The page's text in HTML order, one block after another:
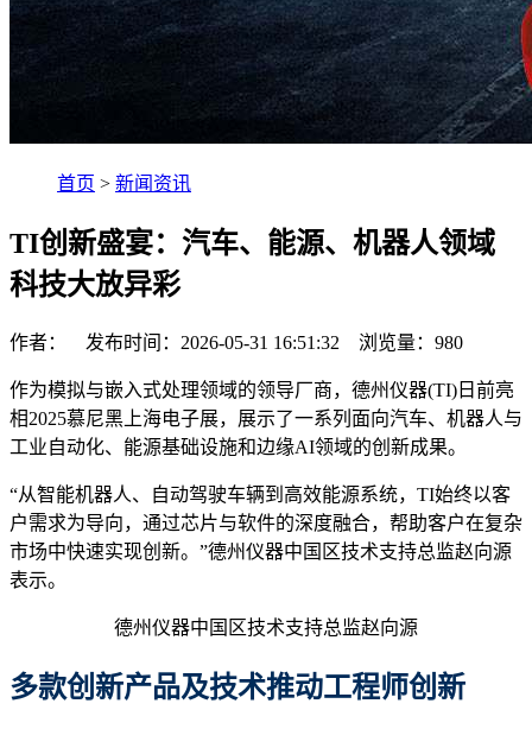
首页 > 新闻资讯
TI创新盛宴：汽车、能源、机器人领域
科技大放异彩
作者： 发布时间：2026-05-31 16:51:32 浏览量： 980
作为模拟与嵌入式处理领域的领导厂商，德州仪器(TI)日前亮
相2025慕尼黑上海电子展，展示了一系列面向汽车、机器人与
工业自动化、能源基础设施和边缘AI领域的创新成果。
“从智能机器人、自动驾驶车辆到高效能源系统，TI始终以客
户需求为导向，通过芯片与软件的深度融合，帮助客户在复杂
市场中快速实现创新。”德州仪器中国区技术支持总监赵向源
表示。
德州仪器中国区技术支持总监赵向源
多款创新产品及技术推动工程师创新